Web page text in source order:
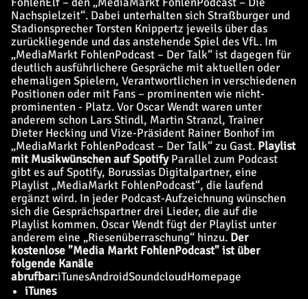
Nachspielzeit“. Dabei unterhalten sich Straßburger und
Stadionsprecher Torsten Knippertz jeweils über das
zurückliegende und das anstehende Spiel des VfL. Im
„MediaMarkt FohlenPodcast – Der Talk“ ist dagegen für
deutlich ausführlichere Gespräche mit aktuellen oder
ehemaligen Spielern, Verantwortlichen in verschiedenen
Positionen oder mit Fans – prominenten wie nicht-
prominenten - Platz. Vor Oscar Wendt waren unter
anderem schon Lars Stindl, Martin Stranzl, Trainer
Dieter Hecking und Vize-Präsident Rainer Bonhof im
„MediaMarkt FohlenPodcast – Der Talk“ zu Gast. Playlist
mit Musikwünschen auf SpotifyParallel zum Podcast
gibt es auf Spotify, Borussias Digitalpartner, eine
Playlist „MediaMarkt FohlenPodcast“, die laufend
ergänzt wird. In jeder Podcast-Aufzeichnung wünschen
sich die Gesprächspartner drei Lieder, die auf die
Playlist kommen. Oscar Wendt fügt der Playlist unter
anderem eine „Riesenüberraschung“ hinzu. Der
kostenlose "Media Markt FohlenPodcast" ist über
folgende Kanäle
abrufbar:iTunesAndroidSoundcloudHomepage
iTunes